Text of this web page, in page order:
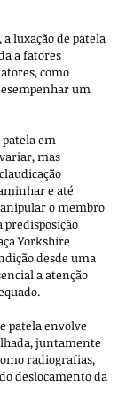
luxação de patela
a fatores
como
um
patela em
mas
e até
o membro
predisposição
Yorkshire
desde uma
a atenção
patela envolve
juntamente
radiografias,
deslocamento da